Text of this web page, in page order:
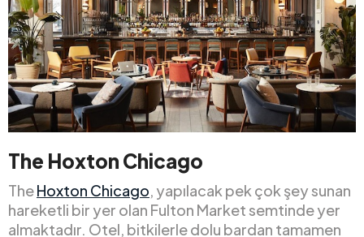
The Hoxton Chicago
TheHoxton Chicago , yapılacak pek çok şey sunan
hareketli bir yer olan Fulton Market semtinde yer
almaktadır. Otel, bitkilerle dolu bardan tamamen